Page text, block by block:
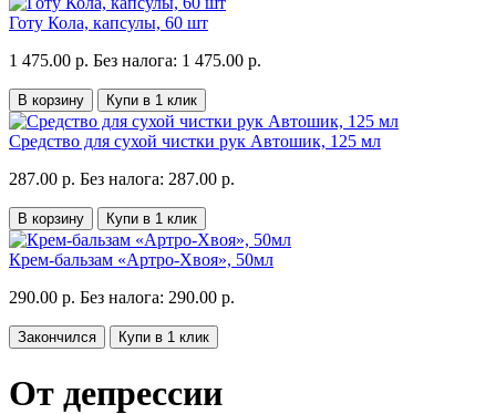
Готу Кола, капсулы, 60 шт
1 475.00 р. Без налога: 1 475.00 р.
В корзину Купи в 1 клик
Средство для сухой чистки рук Автошик, 125 мл
287.00 р. Без налога: 287.00 р.
В корзину Купи в 1 клик
Крем-бальзам «Артро-Хвоя», 50мл
290.00 р. Без налога: 290.00 р.
Закончился Купи в 1 клик
От депрессии